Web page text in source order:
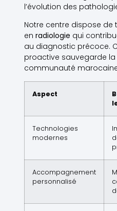
l’évolution des
Notre centre dispose
en radiologie qui
au diagnostic précoce.
proactive sauvegarde la
communauté
Aspect
Technologies
modernes
Accompagnement
personnalisé